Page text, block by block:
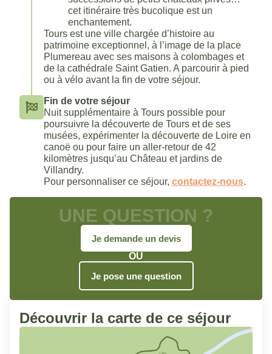
cet itinéraire très bucolique est un
enchantement.
Tours est une ville chargée d’histoire au
patrimoine exceptionnel, à l’image de la place
Plumereau avec ses maisons à colombages et
de la cathédrale Saint Gatien. A parcourir à pied
ou à vélo avant la fin de votre séjour.
Fin de votre séjour
Nuit supplémentaire à Tours possible pour
poursuivre la découverte de Tours et de ses
musées, expérimenter la découverte de Loire en
canoë ou pour faire un aller-retour de 42
kilomètres jusqu’au Château et jardins de
Villandry.
Pour personnaliser ce séjour, contactez-nous.
UNE QUESTION ?
Je demande un devis
OU
Je pose une question
Découvrir la carte de ce séjour